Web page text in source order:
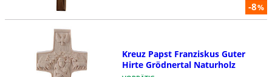
-8%
Kreuz Papst Franziskus Guter
Hirte Grödnertal Naturholz